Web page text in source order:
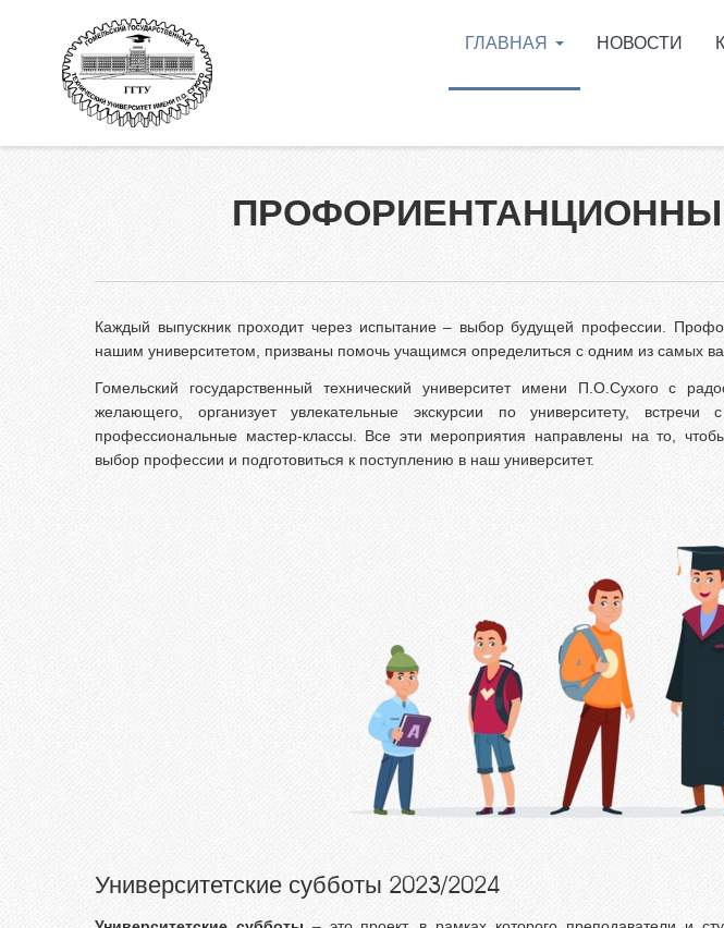
ГЛАВНАЯ
Нормативные документы
Мы в Telegram
Выпускникам инженерных
классов
Личный кабинет абитуриента
Олимпиада для поступления в
Зачисление без вступительных
испытаний
Родителям абитуриентов
Часто задаваемые вопросы
Факультет довузовской
подготовки
Централизованное
тестирование
Профориентанционные
НОВОСТИ
Каждый выпускник проходит через испытание – выбор будущей профессии.
нашим университетом, призваны помочь учащимся определиться с одним из самых
Гомельский государственный технический университет имени П.О.Сухого с
желающего, организует увлекательные экскурсии по университету,
профессиональные мастер-классы. Все эти мероприятия направлены на то,
выбор профессии и подготовиться к поступлению в наш университет.
Университетские субботы 2023/2024